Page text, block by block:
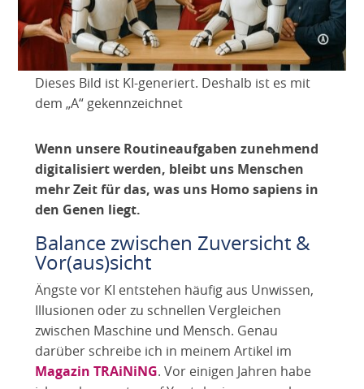
Dieses Bild ist KI-generiert. Deshalb ist es mit
dem „A“ gekennzeichnet
Wenn unsere Routineaufgaben zunehmend
digitalisiert werden, bleibt uns Menschen
mehr Zeit für das, was uns Homo sapiens in
den Genen liegt.
Balance zwischen Zuversicht &
Vor(aus)sicht
Ängste vor KI entstehen häufig aus Unwissen,
Illusionen oder zu schnellen Vergleichen
zwischen Maschine und Mensch. Genau
darüber schreibe ich in meinem Artikel im
Magazin TRAiNiNG. Vor einigen Jahren habe